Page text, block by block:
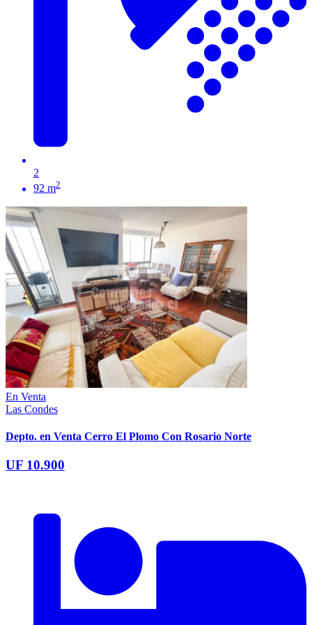
2
92 m2
En Venta
Las Condes
Depto. en Venta Cerro El Plomo Con Rosario Norte
UF 10.900